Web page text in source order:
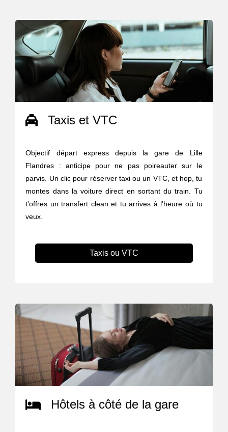
Taxis et VTC
Objectif départ express depuis la gare de Lille
Flandres : anticipe pour ne pas poireauter sur le
parvis. Un clic pour réserver taxi ou un VTC, et hop, tu
montes dans la voiture direct en sortant du train. Tu
t'offres un transfert clean et tu arrives à l’heure où tu
veux.
Taxis ou VTC
Hôtels à côté de la gare